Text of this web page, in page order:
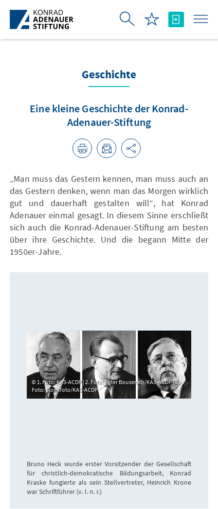
Skip to Main Content
Geschichte
Eine kleine Geschichte der Konrad-
Adenauer-Stiftung
„Man muss das Gestern kennen, man muss auch an
das Gestern denken, wenn man das Morgen wirklich
gut und dauerhaft gestalten will“, hat Konrad
Adenauer einmal gesagt. In diesem Sinne erschließt
sich auch die Konrad-Adenauer-Stiftung am besten
über ihre Geschichte. Und die begann Mitte der
1950er-Jahre.
1. Foto: KAS-ACDP | 2. Foto: Peter Bouserath/KAS-ACDP | 3.
Foto: Slomifoto/KAS-ACDP
Bruno Heck wurde erster Vorsitzender der Gesellschaft
für christlich-demokratische Bildungsarbeit, Konrad
Kraske fungierte als sein Stellvertreter, Heinrich Krone
war Schriftführer (v. l. n. r.)